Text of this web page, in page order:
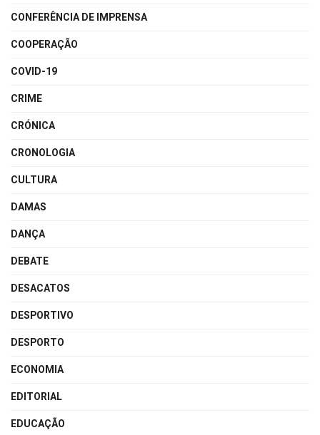
CONFERÊNCIA DE IMPRENSA
COOPERAÇÃO
COVID-19
CRIME
CRÓNICA
CRONOLOGIA
CULTURA
DAMAS
DANÇA
DEBATE
DESACATOS
DESPORTIVO
DESPORTO
ECONOMIA
EDITORIAL
EDUCAÇÃO